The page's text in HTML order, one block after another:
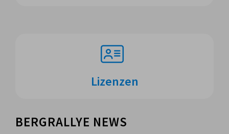
Lizenzen
BERGRALLYE NEWS